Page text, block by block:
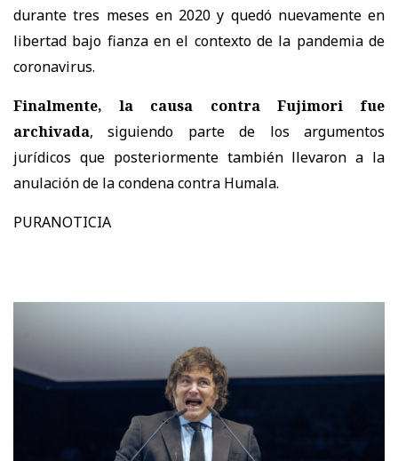
durante tres meses en 2020 y quedó nuevamente en
libertad bajo fianza en el contexto de la pandemia de
coronavirus.
Finalmente, la causa contra Fujimori fue
archivada, siguiendo parte de los argumentos
jurídicos que posteriormente también llevaron a la
anulación de la condena contra Humala.
PURANOTICIA